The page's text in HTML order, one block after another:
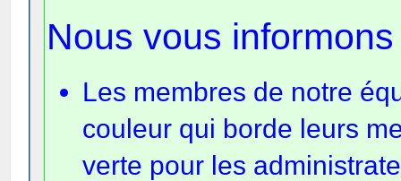
Nous vous
Les membres de notre
couleur qui borde leurs
verte pour les